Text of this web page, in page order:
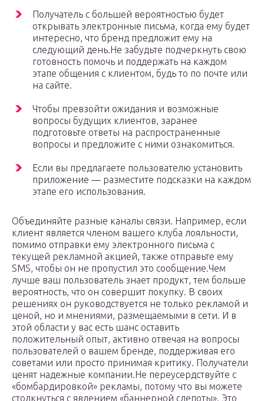
Получатель с большей вероятностью будет
открывать электронные письма, когда ему будет
интересно, что бренд предложит ему на
следующий день.Не забудьте подчеркнуть свою
готовность помочь и поддержать на каждом
этапе общения с клиентом, будь то по почте или
на сайте.
Чтобы превзойти ожидания и возможные
вопросы будущих клиентов, заранее
подготовьте ответы на распространенные
вопросы и предложите с ними ознакомиться.
Если вы предлагаете пользователю установить
приложение — разместите подсказки на каждом
этапе его использования.
Объединяйте разные каналы связи. Например, если
клиент является членом вашего клуба лояльности,
помимо отправки ему электронного письма с
текущей рекламной акцией, также отправьте ему
SMS, чтобы он не пропустил это сообщение.Чем
лучше ваш пользователь знает продукт, тем больше
вероятность, что он совершит покупку. В своих
решениях он руководствуется не только рекламой и
ценой, но и мнениями, размещаемыми в сети. И в
этой области у вас есть шанс оставить
положительный опыт, активно отвечая на вопросы
пользователей о вашем бренде, поддерживая его
советами или просто принимая критику. Получатели
ценят надежные компании.Не переусердствуйте с
«бомбардировкой» рекламы, потому что вы можете
столкнуться с явлением «баннерной слепоты». Это